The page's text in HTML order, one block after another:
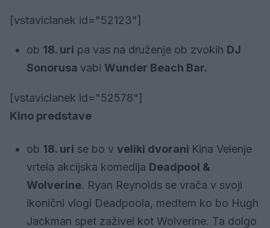
[vstaviclanek id="52123"]
ob 18. uri pa vas na druženje ob zvokih DJ
Sonorusa vabi Wunder Beach Bar.
[vstaviclanek id="52578"]
Kino predstave
ob 18. uri se bo v veliki dvorani Kina Velenje
vrtela akcijska komedija Deadpool &
Wolverine. Ryan Reynolds se vrača v svoji
ikonični vlogi Deadpoola, medtem ko bo Hugh
Jackman spet zaživel kot Wolverine. Ta dolgo